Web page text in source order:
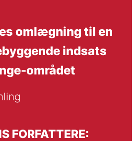
omlægning til en
indsats
området
FORFATTERE: